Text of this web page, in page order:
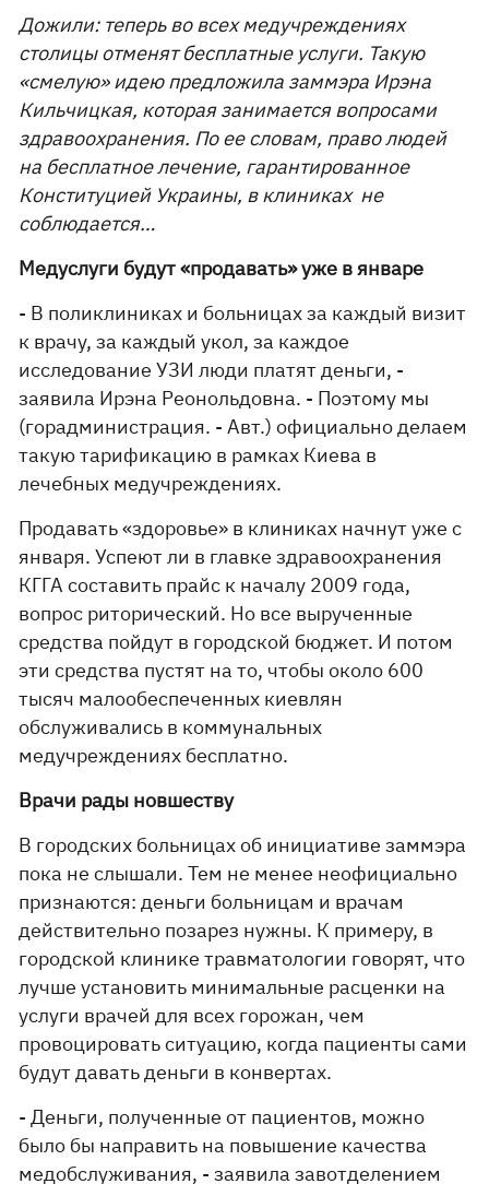
Дожили: теперь во всех медучреждениях
столицы отменят бесплатные услуги. Такую
«смелую» идею предложила заммэра Ирэна
Кильчицкая, которая занимается вопросами
здравоохранения. По ее словам, право людей
на бесплатное лечение, гарантированное
Конституцией Украины, в клиниках не
соблюдается…
Медуслуги будут «продавать» уже в январе
- В поликлиниках и больницах за каждый визит
к врачу, за каждый укол, за каждое
исследование УЗИ люди платят деньги, -
заявила Ирэна Реонольдовна. - Поэтому мы
(горадминистрация. - Авт.) официально делаем
такую тарификацию в рамках Киева в
лечебных медучреждениях.
Продавать «здоровье» в клиниках начнут уже с
января. Успеют ли в главке здравоохранения
КГГА составить прайс к началу 2009 года,
вопрос риторический. Но все вырученные
средства пойдут в городской бюджет. И потом
эти средства пустят на то, чтобы около 600
тысяч малообеспеченных киевлян
обслуживались в коммунальных
медучреждениях бесплатно.
Врачи рады новшеству
В городских больницах об инициативе заммэра
пока не слышали. Тем не менее неофициально
признаются: деньги больницам и врачам
действительно позарез нужны. К примеру, в
городской клинике травматологии говорят, что
лучше установить минимальные расценки на
услуги врачей для всех горожан, чем
провоцировать ситуацию, когда пациенты сами
будут давать деньги в конвертах.
- Деньги, полученные от пациентов, можно
было бы направить на повышение качества
медобслуживания, - заявила завотделением